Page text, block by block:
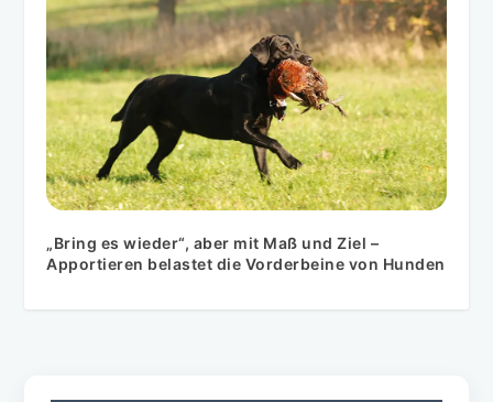
„Bring es wieder“, aber mit Maß und Ziel –
Apportieren belastet die Vorderbeine von Hunden